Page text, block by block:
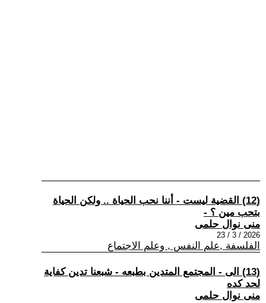
(12) القضية ليست - أننا نحب الحياة .. ولكن الحياة
بتحب مين ؟ -
منى نوال حلمى
2026 / 3 / 23
الفلسفة ,علم النفس , وعلم الاجتماع
(13) الى - المجتمع المتدين بطبعه - شبعنا تدين كفاية
لحد كده
منى نوال حلمى